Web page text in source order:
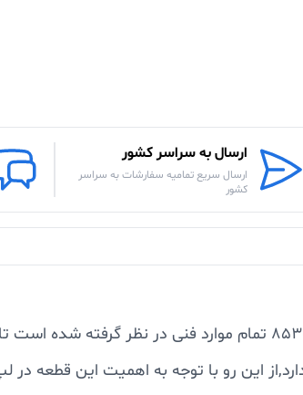
ارسال به سراسر کشور
ارسال سریع تمامیه سفارشات به سراسر
کشور
در ساخت باتری لپ تاپ اچ پی الایت بوک 8530 تمام موارد
این رو با توجه به اهمیت این قطعه در